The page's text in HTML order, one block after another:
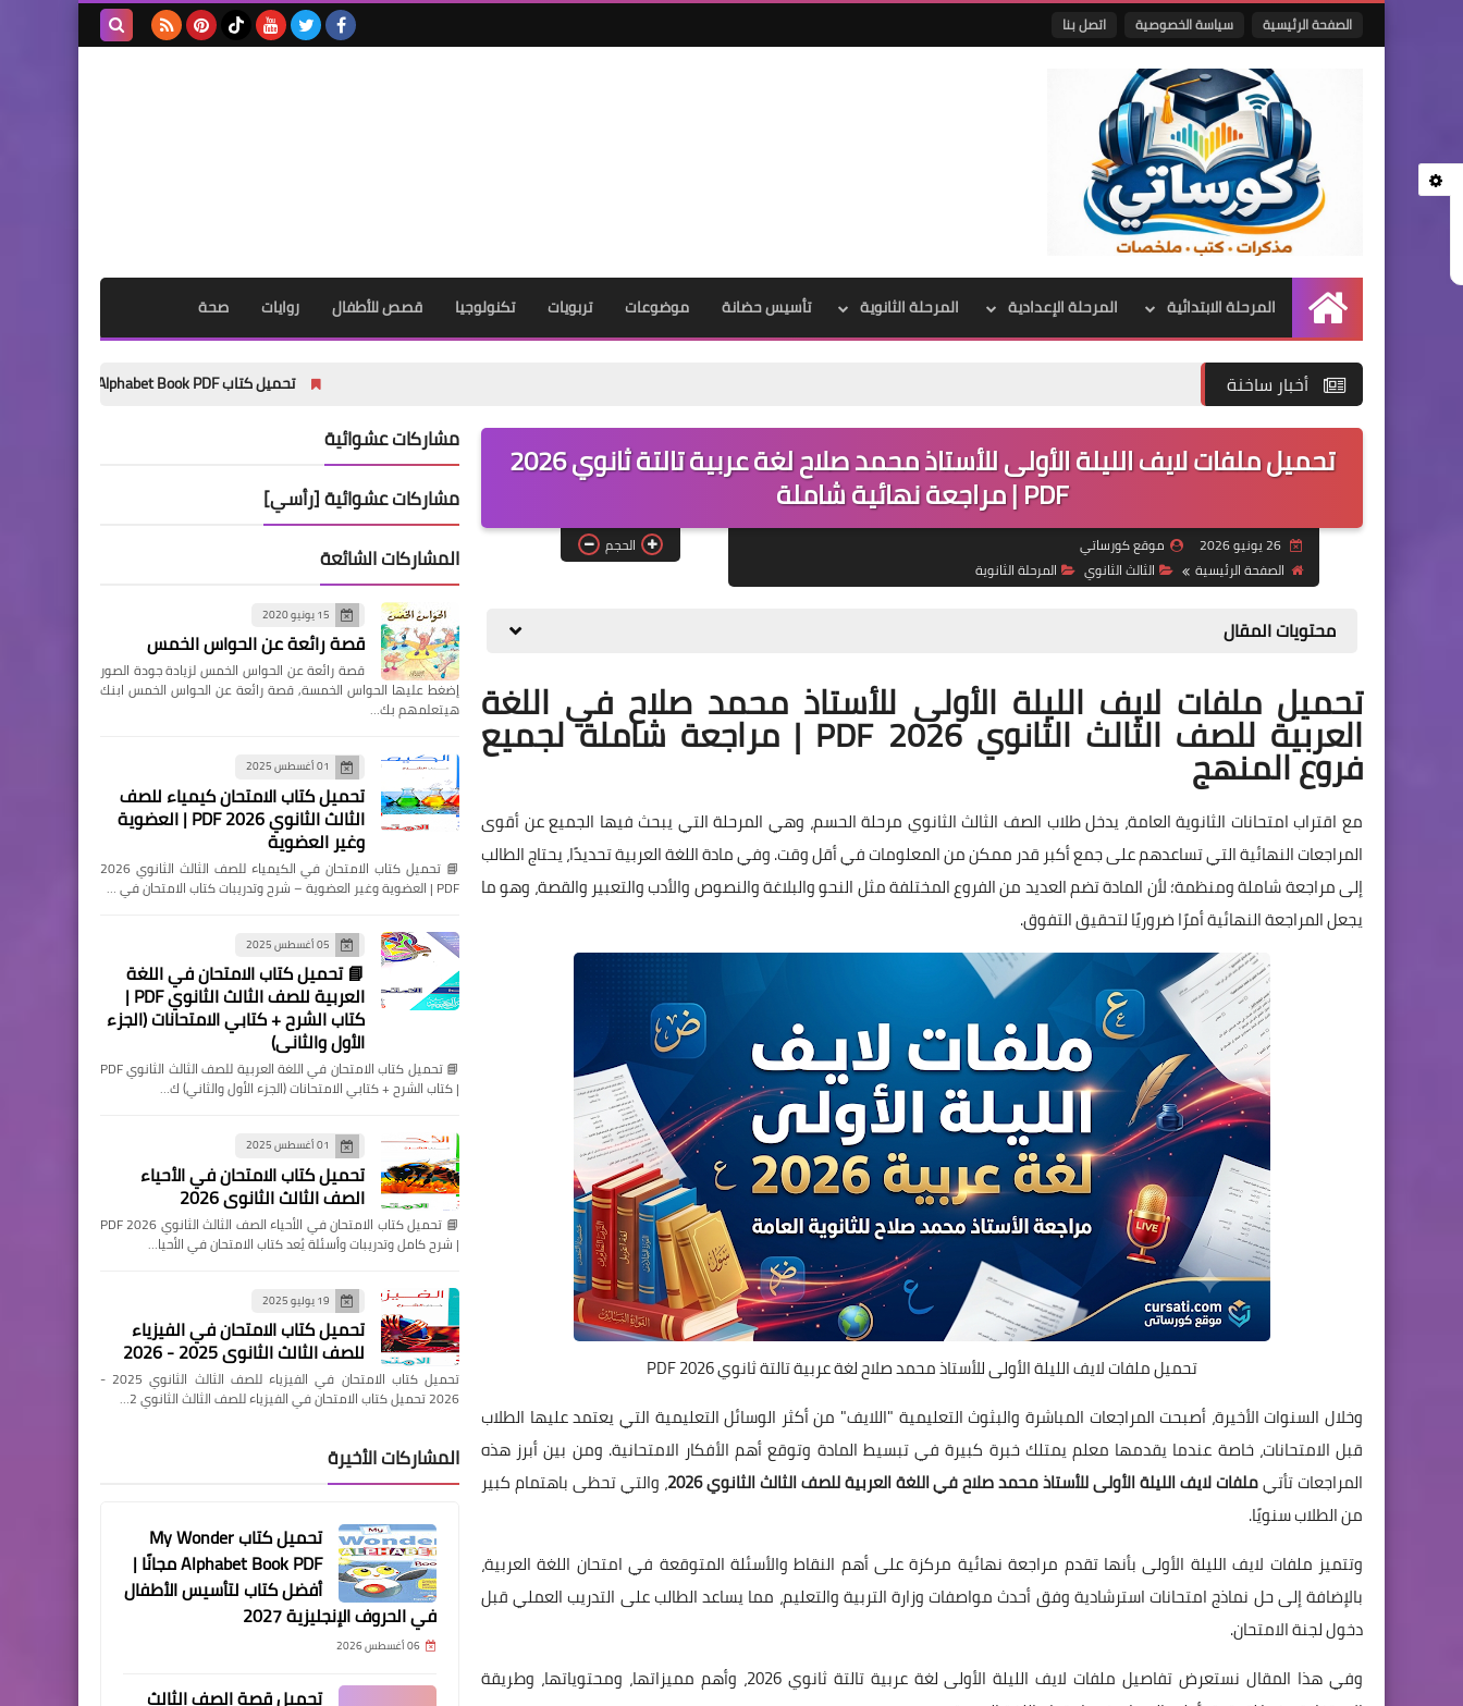
الصفحة الرئيسية سياسة الخصوصية اتصل بنا
الرئيسية
المرحلة الابتدائية المرحلة الإعدادية المرحلة الثانوية تأسيس حضانة موضوعات تربويات تكنولوجيا قصص للأطفال روايات صحة
أخبار ساخنة تحميل كتاب My Wonder Alphabet Book PDF مجانًا | أفضل كتاب لتأسيس الأطفال في الحروف الإنجليزية 2027
تحميل ملفات لايف الليلة الأولى للأستاذ محمد صلاح لغة عربية تالتة ثانوي 2026
PDF | مراجعة نهائية شاملة
26 يونيو 2026
موقع كورساتي
الصفحة الرئيسية
الثالث الثانوي المرحلة الثانوية
الحجم
محتويات المقال
تحميل ملفات لايف الليلة الأولى للأستاذ محمد صلاح في اللغة
العربية للصف الثالث الثانوي 2026 PDF | مراجعة شاملة لجميع
فروع المنهج
مع اقتراب امتحانات الثانوية العامة، يدخل طلاب الصف الثالث الثانوي مرحلة الحسم، وهي المرحلة التي يبحث فيها الجميع عن أقوى
المراجعات النهائية التي تساعدهم على جمع أكبر قدر ممكن من المعلومات في أقل وقت. وفي مادة اللغة العربية تحديدًا، يحتاج الطالب
إلى مراجعة شاملة ومنظمة؛ لأن المادة تضم العديد من الفروع المختلفة مثل النحو والبلاغة والنصوص والأدب والتعبير والقصة، وهو ما
يجعل المراجعة النهائية أمرًا ضروريًا لتحقيق التفوق.
تحميل ملفات لايف الليلة الأولى للأستاذ محمد صلاح لغة عربية تالتة ثانوي 2026 PDF
وخلال السنوات الأخيرة، أصبحت المراجعات المباشرة والبثوث التعليمية "اللايف" من أكثر الوسائل التعليمية التي يعتمد عليها الطلاب
قبل الامتحانات، خاصة عندما يقدمها معلم يمتلك خبرة كبيرة في تبسيط المادة وتوقع أهم الأفكار الامتحانية. ومن بين أبرز هذه
المراجعات تأتيملفات لايف الليلة الأولى للأستاذ محمد صلاح في اللغة العربية للصف الثالث الثانوي 2026
، والتي تحظى باهتمام كبير
من الطلاب سنويًا.
وتتميز ملفات لايف الليلة الأولى بأنها تقدم مراجعة نهائية مركزة على أهم النقاط والأسئلة المتوقعة في امتحان اللغة العربية،
بالإضافة إلى حل نماذج امتحانات استرشادية وفق أحدث مواصفات وزارة التربية والتعليم، مما يساعد الطالب على التدريب العملي قبل
دخول لجنة الامتحان.
وفي هذا المقال نستعرض تفاصيل ملفات لايف الليلة الأولى لغة عربية تالتة ثانوي 2026، وأهم مميزاتها، ومحتوياتها، وطريقة
مشاركات عشوائية
مشاركات عشوائية [رأسي]
المشاركات الشائعة
15 يونيو 2020
قصة رائعة عن الحواس الخمس
قصة رائعة عن الحواس الخمس لزيادة جودة الصور
إضغط عليها الحواس الخمسة, قصة رائعة عن الحواس الخمس ابنك
هيتعلمهم بك…
01 أغسطس 2025
تحميل كتاب الامتحان كيمياء للصف
الثالث الثانوي 2026 PDF | العضوية
وغير العضوية
📘 تحميل كتاب الامتحان في الكيمياء للصف الثالث الثانوي 2026
PDF | العضوية وغير العضوية – شرح وتدريبات كتاب الامتحان في …
05 أغسطس 2025
📘 تحميل كتاب الامتحان في اللغة
العربية للصف الثالث الثانوي PDF |
كتاب الشرح + كتابي الامتحانات (الجزء
الأول والثاني)
📘 تحميل كتاب الامتحان في اللغة العربية للصف الثالث الثانوي PDF
| كتاب الشرح + كتابي الامتحانات (الجزء الأول والثاني) ك…
01 أغسطس 2025
تحميل كتاب الامتحان في الأحياء
الصف الثالث الثانوي 2026
📘 تحميل كتاب الامتحان في الأحياء الصف الثالث الثانوي 2026 PDF
| شرح كامل وتدريبات وأسئلة يُعد كتاب الامتحان في الأحيا…
19 يوليو 2025
تحميل كتاب الامتحان في الفيزياء
للصف الثالث الثانوي 2025 - 2026
تحميل كتاب الامتحان في الفيزياء للصف الثالث الثانوي 2025 -
2026 تحميل كتاب الامتحان في الفيزياء للصف الثالث الثانوي 2…
المشاركات الأخيرة
تحميل كتاب My Wonder
Alphabet Book PDF مجانًا |
أفضل كتاب لتأسيس الأطفال
في الحروف الإنجليزية 2027
06 أغسطس 2026
تحميل قصة الصف الثالث